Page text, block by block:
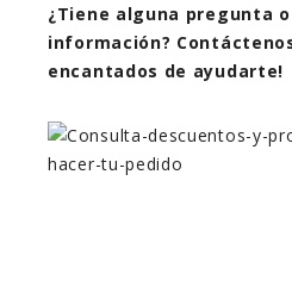
¿Tiene alguna pregunta
información?
encantados de ayudarte!